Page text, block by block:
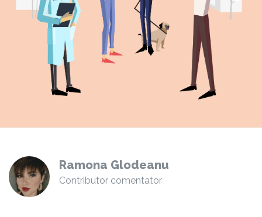
Ramona Glodeanu
Contributor comentator